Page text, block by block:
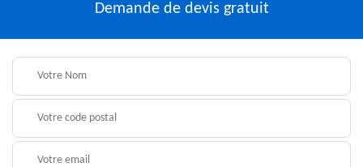
Demande de devis gratuit